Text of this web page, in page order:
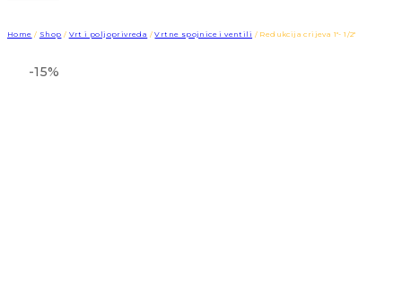
Home / Shop / Vrt i poljoprivreda / Vrtne spojnice i ventili / Redukcija crijeva 1″- 1/2″
-15%